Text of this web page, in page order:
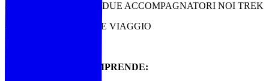
- ASSISTENZA DI DUE ACCOMPAGNATORI NOI TREK
- ASSICURAZIONE VIAGGIO
LA QUOTA NON COMPRENDE: